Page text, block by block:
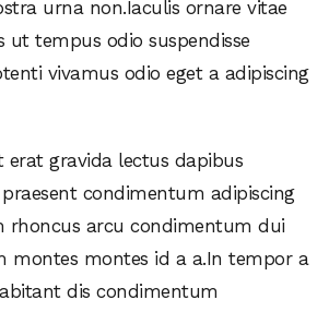
urna non.Iaculis ornare vitae
ut tempus odio suspendisse
vivamus odio eget a adipiscing
gravida lectus dapibus
condimentum adipiscing
rhoncus arcu condimentum dui
montes montes id a a.In tempor a
dis condimentum